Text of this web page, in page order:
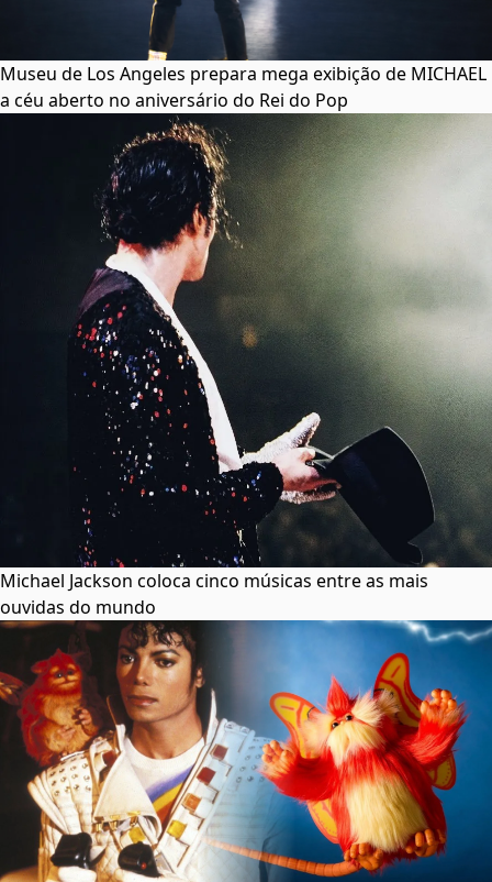
Museu de Los Angeles prepara mega exibição de MICHAEL
a céu aberto no aniversário do Rei do Pop
Michael Jackson coloca cinco músicas entre as mais
ouvidas do mundo